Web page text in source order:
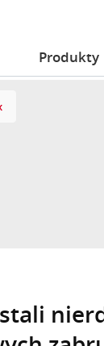
Produkty